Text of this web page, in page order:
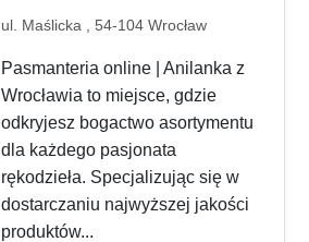
ul. Maślicka , 54-104 Wrocław
Pasmanteria online | Anilanka z
Wrocławia to miejsce, gdzie
odkryjesz bogactwo asortymentu
dla każdego pasjonata
rękodzieła. Specjalizując się w
dostarczaniu najwyższej jakości
produktów...